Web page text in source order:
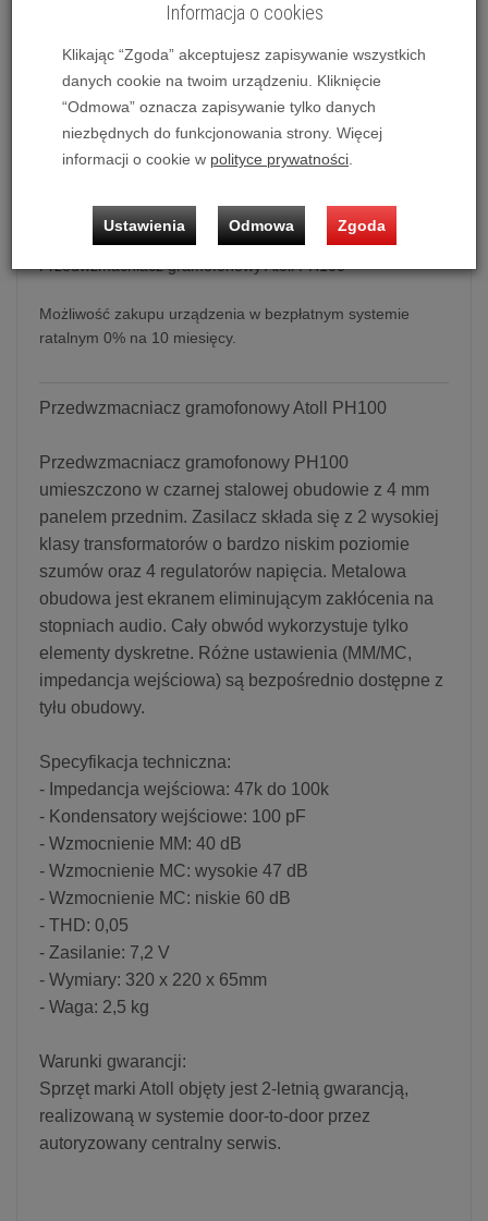
Ilość: szt.
2 190,00 zł
dodaj do koszyka
Przedwzmacniacz gramofonowy Atoll PH100
Możliwość zakupu urządzenia w bezpłatnym systemie
ratalnym 0% na 10 miesięcy.
Przedwzmacniacz gramofonowy Atoll PH100
Przedwzmacniacz gramofonowy PH100
umieszczono w czarnej stalowej obudowie z 4 mm
panelem przednim. Zasilacz składa się z 2 wysokiej
klasy transformatorów o bardzo niskim poziomie
szumów oraz 4 regulatorów napięcia. Metalowa
obudowa jest ekranem eliminującym zakłócenia na
stopniach audio. Cały obwód wykorzystuje tylko
elementy dyskretne. Różne ustawienia (MM/MC,
impedancja wejściowa) są bezpośrednio dostępne z
tyłu obudowy.
Specyfikacja techniczna:
- Impedancja wejściowa: 47k do 100k
- Kondensatory wejściowe: 100 pF
- Wzmocnienie MM: 40 dB
- Wzmocnienie MC: wysokie 47 dB
- Wzmocnienie MC: niskie 60 dB
- THD: 0,05
- Zasilanie: 7,2 V
- Wymiary: 320 x 220 x 65mm
- Waga: 2,5 kg
Warunki gwarancji:
Sprzęt marki Atoll objęty jest 2-letnią gwarancją,
realizowaną w systemie door-to-door przez
autoryzowany centralny serwis.
Informacja o cookies
Klikając “Zgoda” akceptujesz zapisywanie wszystkich
danych cookie na twoim urządzeniu. Kliknięcie
“Odmowa” oznacza zapisywanie tylko danych
niezbędnych do funkcjonowania strony. Więcej
informacji o cookie w polityce prywatności.
Ustawienia Odmowa Zgoda